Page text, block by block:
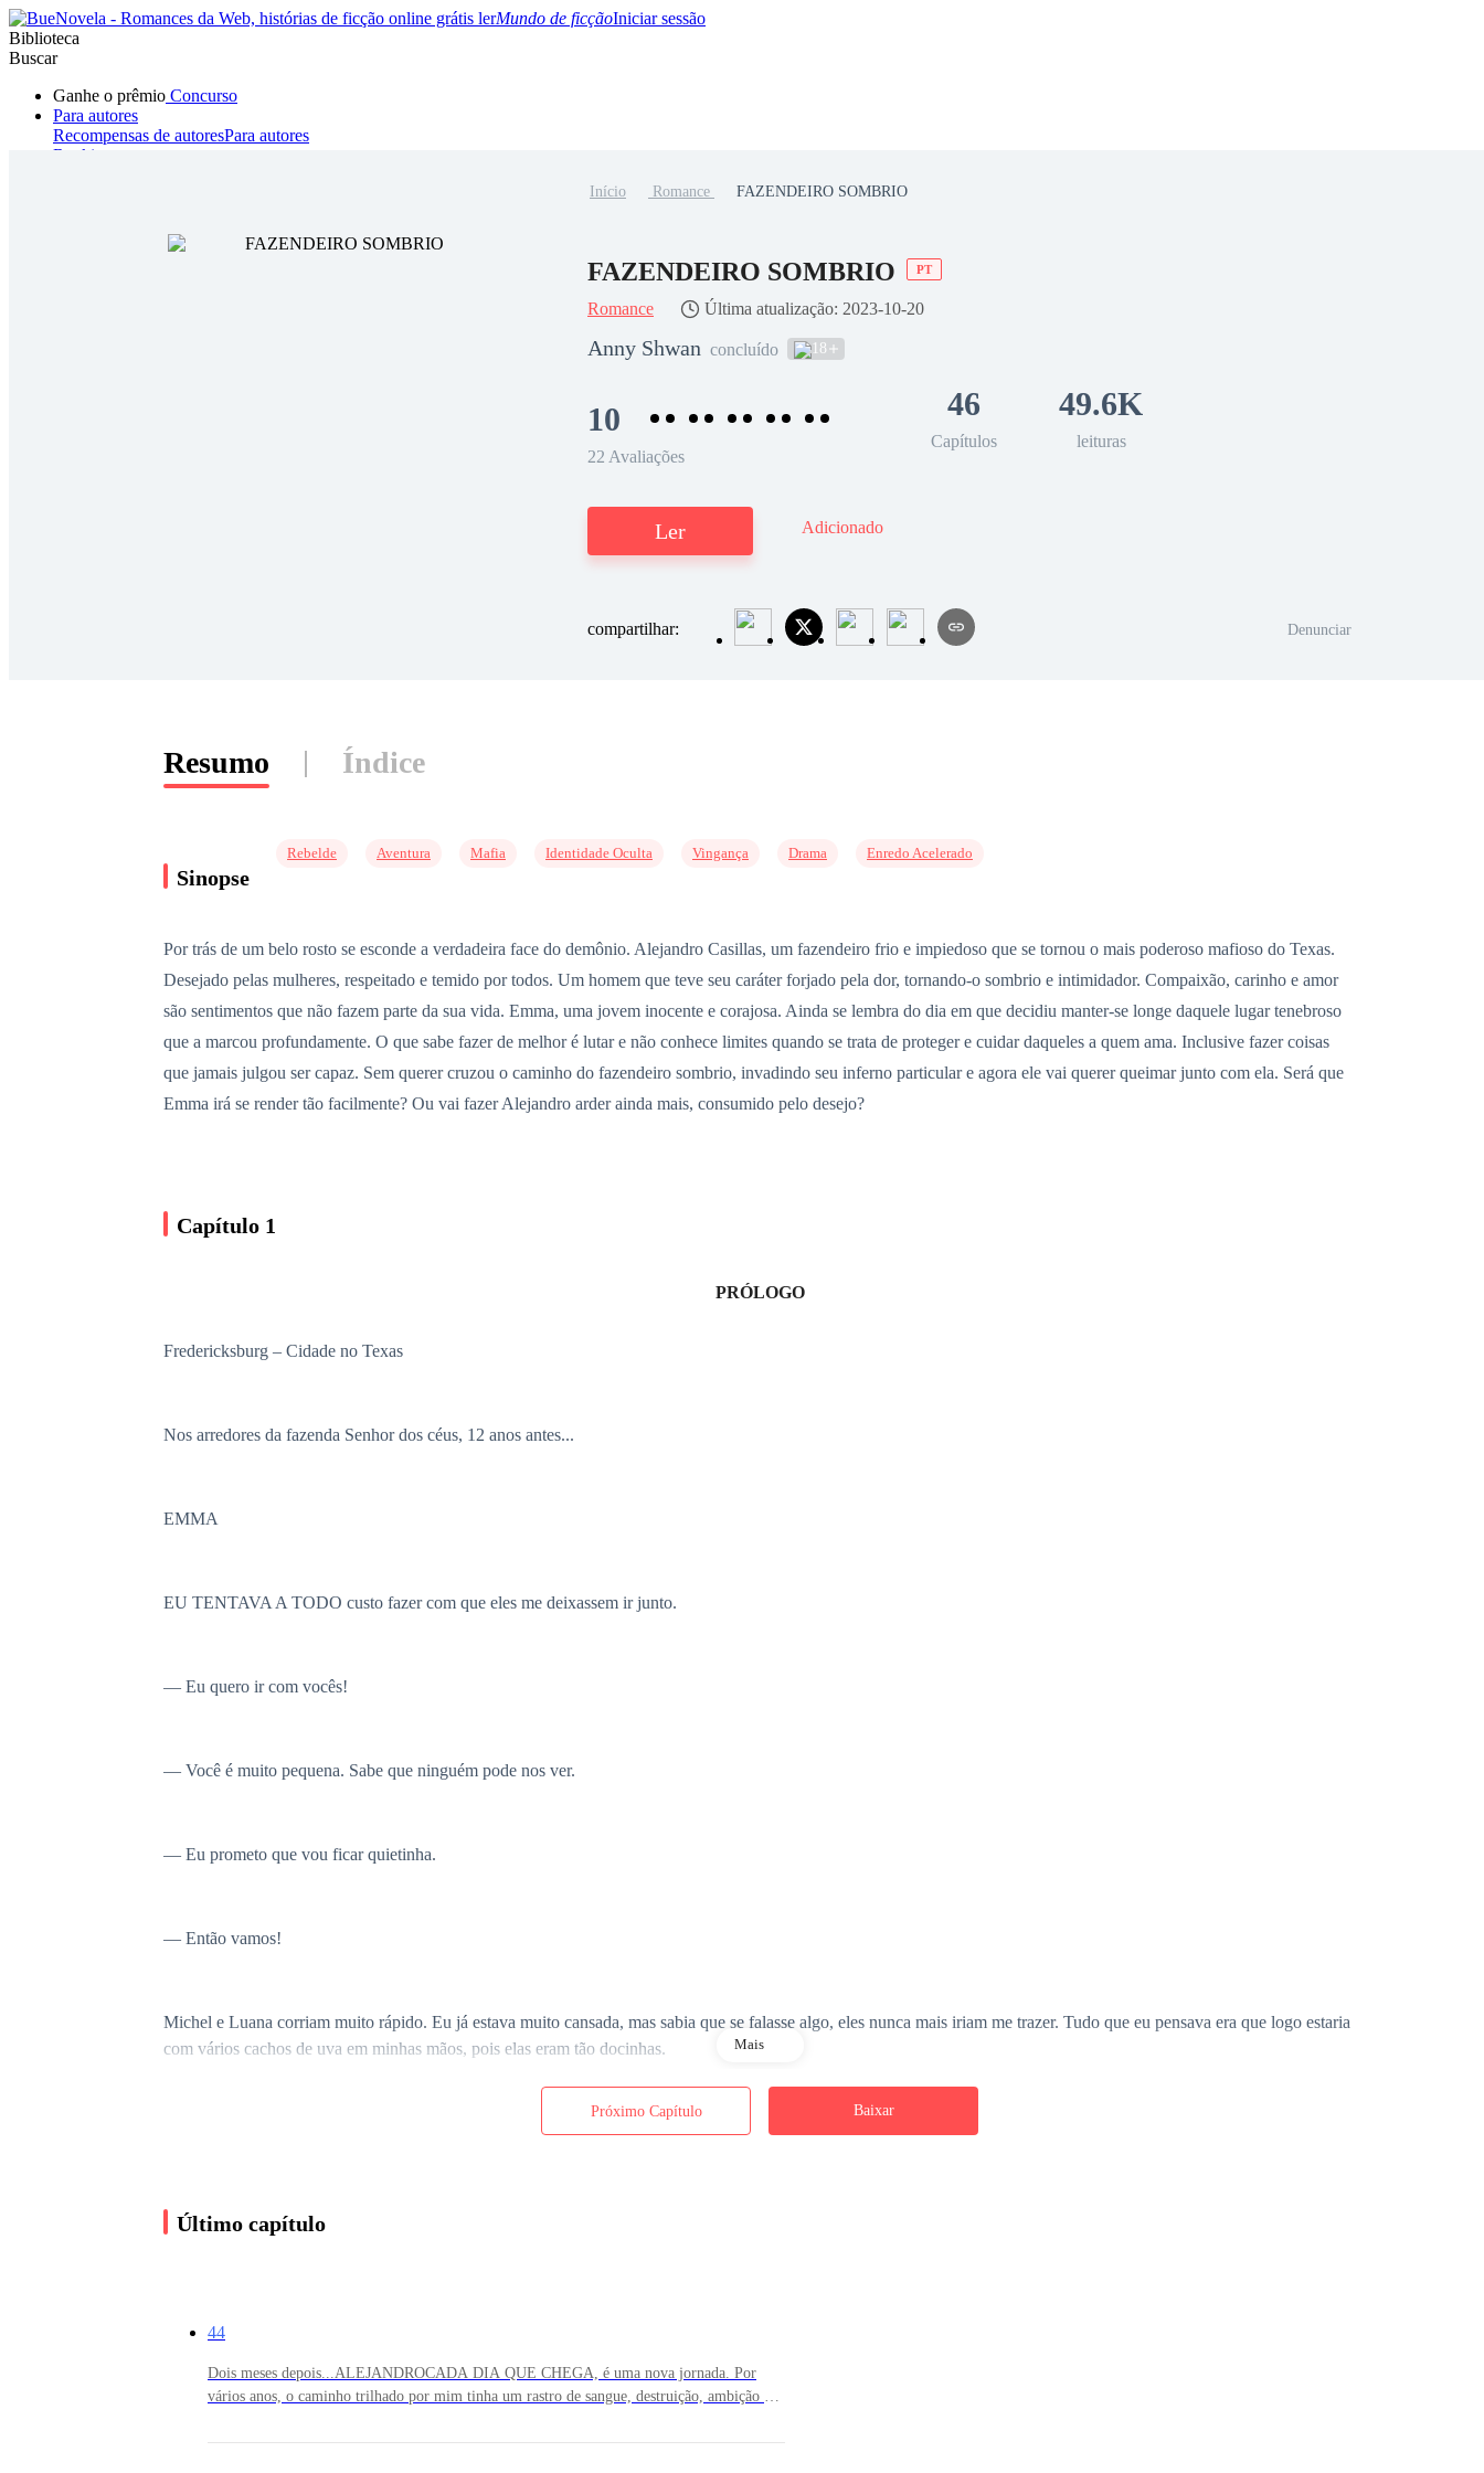
Mundo de ficçãoIniciar sessão
Biblioteca
Buscar
Ganhe o prêmio Concurso
Para autores
Recompensas de autoresPara autores
Ranking
Hombre loboMafiaSistemaFantasíaUrbano
Início Romance FAZENDEIRO SOMBRIO
FAZENDEIRO SOMBRIO PT
Romance Última atualização: 2023-10-20
Anny Shwan concluído 18
10
22 Avaliações
46
Capítulos
49.6K
leituras
Ler Adicionado
compartilhar: Denunciar
Resumo Índice
Sinopse
Rebelde Aventura Mafia Identidade Oculta Vingança Drama Enredo Acelerado
Por trás de um belo rosto se esconde a verdadeira face do demônio. Alejandro Casillas, um fazendeiro frio e impiedoso que se tornou o mais poderoso mafioso do Texas.
Desejado pelas mulheres, respeitado e temido por todos. Um homem que teve seu caráter forjado pela dor, tornando-o sombrio e intimidador. Compaixão, carinho e amor
são sentimentos que não fazem parte da sua vida. Emma, uma jovem inocente e corajosa. Ainda se lembra do dia em que decidiu manter-se longe daquele lugar tenebroso
que a marcou profundamente. O que sabe fazer de melhor é lutar e não conhece limites quando se trata de proteger e cuidar daqueles a quem ama. Inclusive fazer coisas
que jamais julgou ser capaz. Sem querer cruzou o caminho do fazendeiro sombrio, invadindo seu inferno particular e agora ele vai querer queimar junto com ela. Será que
Emma irá se render tão facilmente? Ou vai fazer Alejandro arder ainda mais, consumido pelo desejo?
Capítulo 1
PRÓLOGO
Fredericksburg – Cidade no Texas
Nos arredores da fazenda Senhor dos céus, 12 anos antes...
EMMA
EU TENTAVA A TODO custo fazer com que eles me deixassem ir junto.
— Eu quero ir com vocês!
— Você é muito pequena. Sabe que ninguém pode nos ver.
— Eu prometo que vou ficar quietinha.
— Então vamos!
Michel e Luana corriam muito rápido. Eu já estava muito cansada, mas sabia que se falasse algo, eles nunca mais iriam me trazer. Tudo que eu pensava era que logo estaria
com vários cachos de uva em minhas mãos, pois elas eram tão docinhas.
Passei minhas mãozinhas em meu rosto, tentando limpar o suor que escorria em minha pele e, quando já estava ficando sem ar de tanto correr, logo olhei todo aquele verde
Mais
Próximo Capítulo Baixar
Último capítulo
44
Dois meses depois...ALEJANDROCADA DIA QUE CHEGA, é uma nova jornada. Por
vários anos, o caminho trilhado por mim tinha um rastro de sangue, destruição, ambição e
Durante esses dois últimos meses, muitas vidas foram enviadas ao inferno e senti nas minhas